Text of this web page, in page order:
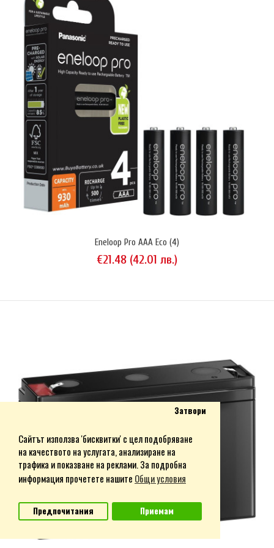
Сайтът използва 'бисквитки' с цел подобряване
на качеството на услугата, анализиране на
трафика и показване на реклами. За подробна
информация прочетете нашите Общи условия
Затвори
Предпочитания Приемам
Eneloop AA Eco (4)
Комплект NiMH акумулаторни батерии Panasonic Eneloop® тип AA
(HR6) модел BK-3MCDE-4CP с нисък саморазряд (Low Self-Discharge,
капацитет: 2000 mAhПрогнозен живот: 2100 цикълаИзключително
нисък саморазряд: акумулаторите съхраняват 70% от енергията
десет години след зареждане.Батериите се доставят..
Eneloop Pro AAA Eco (4)
€21.48 (42.01 лв.)